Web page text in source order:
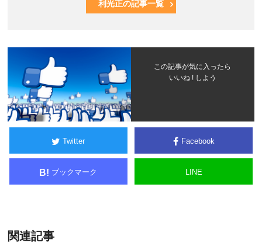
利光正の記事一覧
この記事が気に入ったら
いいね ! しよう
Twitter Facebook
B! ブックマーク LINE
関連記事